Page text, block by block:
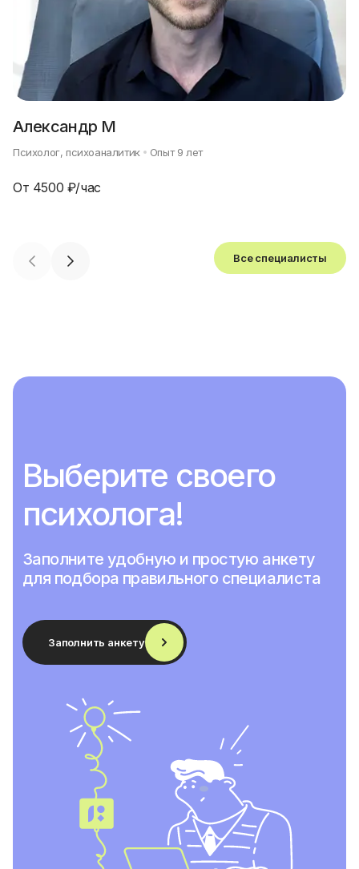
Александр М
Психолог, психоаналитик Опыт9 лет
От 4500 ₽/час
Все специалисты
Выберите своего
психолога!
Заполните удобную и простую анкету
для подбора правильного специалиста
Заполнить анкету